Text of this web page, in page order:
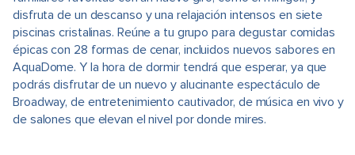
disfruta de un descanso y una relajación intensos en siete
piscinas cristalinas. Reúne a tu grupo para degustar comidas
épicas con 28 formas de cenar, incluidos nuevos sabores en
AquaDome. Y la hora de dormir tendrá que esperar, ya que
podrás disfrutar de un nuevo y alucinante espectáculo de
Broadway, de entretenimiento cautivador, de música en vivo y
de salones que elevan el nivel por donde mires.